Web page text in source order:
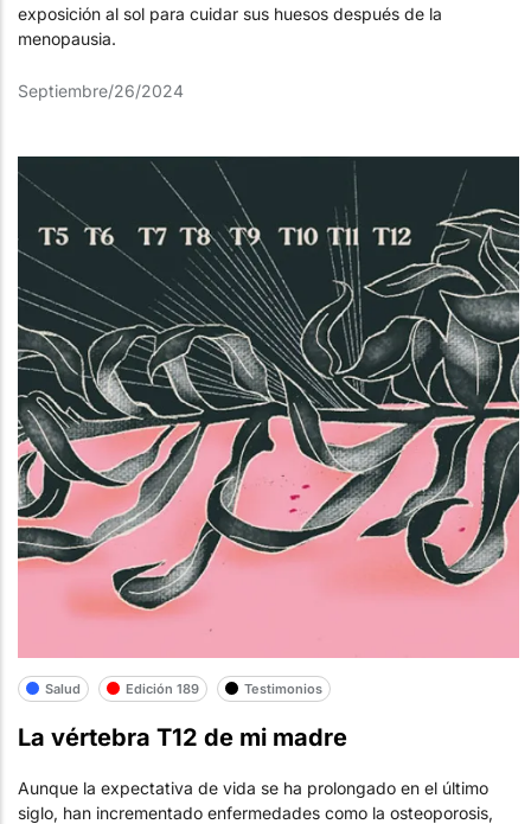
exposición al sol para cuidar sus huesos después de la
menopausia.
Septiembre/26/2024
Salud Edición 189 Testimonios
La vértebra T12 de mi madre
Aunque la expectativa de vida se ha prolongado en el último
siglo, han incrementado enfermedades como la osteoporosis,